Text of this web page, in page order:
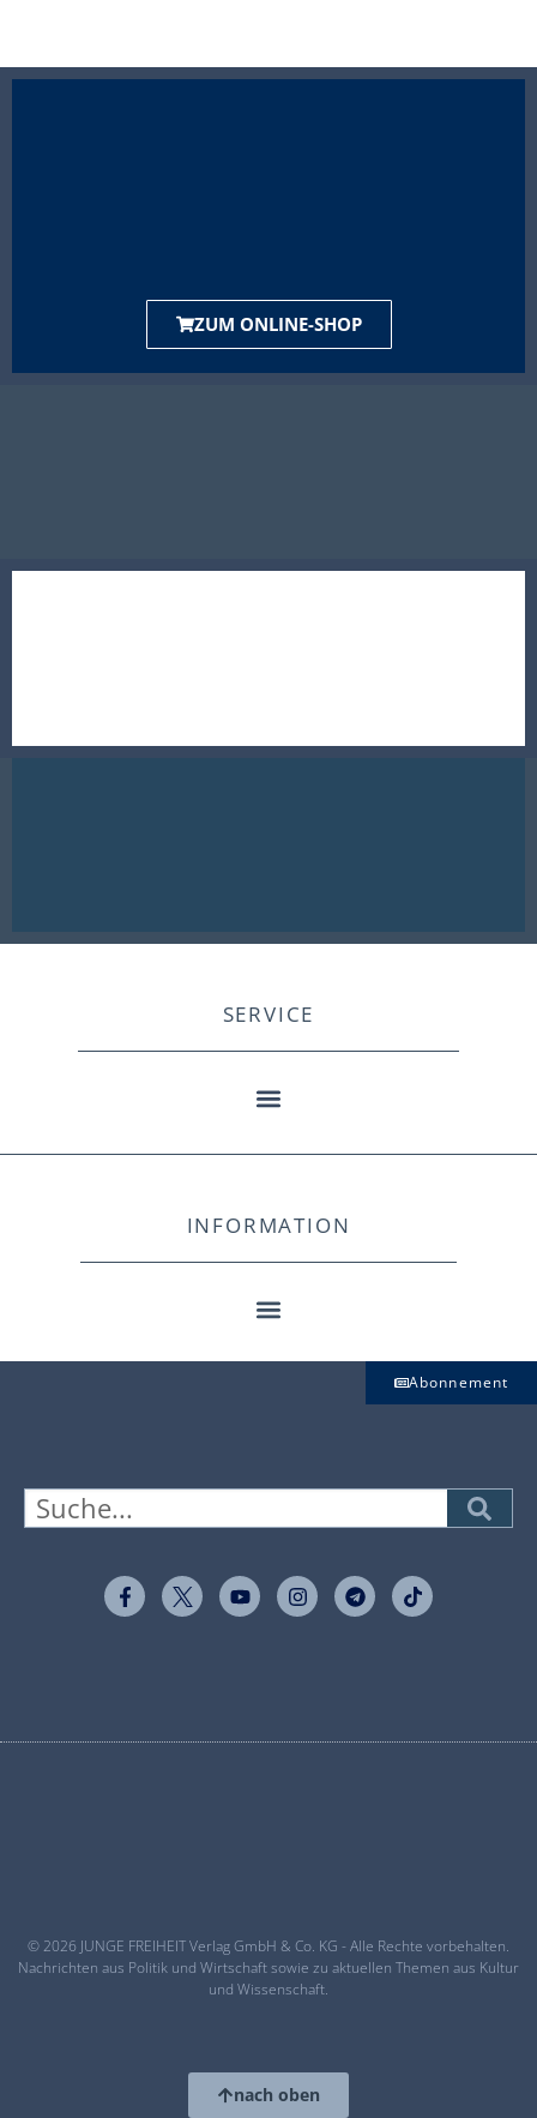
ZUM ONLINE-SHOP
SERVICE
INFORMATION
Abonnement
© 2026 JUNGE FREIHEIT Verlag GmbH & Co. KG - Alle Rechte vorbehalten.
Nachrichten aus Politik und Wirtschaft sowie zu aktuellen Themen aus Kultur
und Wissenschaft.
nach oben